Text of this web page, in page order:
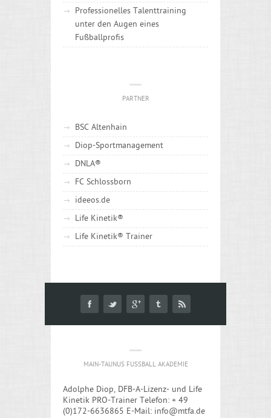
Professionelles Talenttraining
unter den Augen eines
Fußballprofis
PARTNER
BSC Altenhain
Diop-Sportmanagement
DNLA®
FC Schlossborn
ideeos.de
Life Kinetik®
Life Kinetik® Trainer
MAIN-TAUNUS FUSSBALL AKADEMIE
Adolphe Diop, DFB-A-Lizenz- und Life
Kinetik PRO-Trainer Telefon: + 49
(0)172-6636865 E-Mail: info@mtfa.de